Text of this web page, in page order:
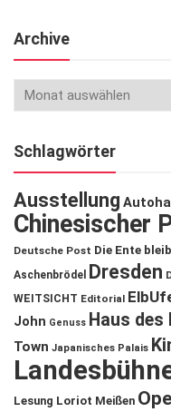
Archive
Schlagwörter
Ausstellung
Chinesischer
Deutsche Post Die Ente
Aschenbrödel
Dresden
WEITSICHT Editorial
John Genuss Haus des
Town Japanisches Palais
Lesung Loriot Meißen